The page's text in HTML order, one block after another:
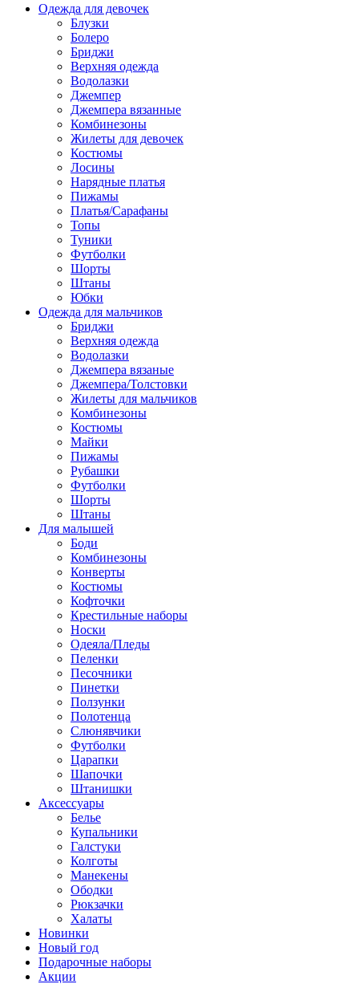
Одежда для девочек
Блузки
Болеро
Бриджи
Верхняя одежда
Водолазки
Джемпер
Джемпера вязанные
Комбинезоны
Жилеты для девочек
Костюмы
Лосины
Нарядные платья
Пижамы
Платья/Сарафаны
Топы
Туники
Футболки
Шорты
Штаны
Юбки
Одежда для мальчиков
Бриджи
Верхняя одежда
Водолазки
Джемпера вязаные
Джемпера/Толстовки
Жилеты для мальчиков
Комбинезоны
Костюмы
Майки
Пижамы
Рубашки
Футболки
Шорты
Штаны
Для малышей
Боди
Комбинезоны
Конверты
Костюмы
Кофточки
Крестильные наборы
Носки
Одеяла/Пледы
Пеленки
Песочники
Пинетки
Ползунки
Полотенца
Слюнявчики
Футболки
Царапки
Шапочки
Штанишки
Аксессуары
Белье
Купальники
Галстуки
Колготы
Манекены
Ободки
Рюкзачки
Халаты
Новинки
Новый год
Подарочные наборы
Акции